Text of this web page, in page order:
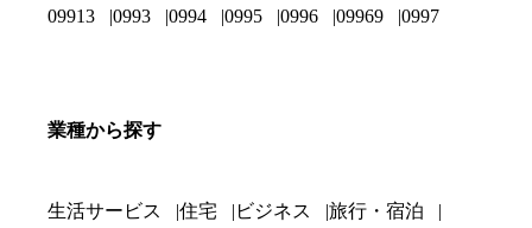
09913
0993 0994 0995 0996 09969 0997
業種から探す
生活サービス 住宅 ビジネス
旅行・宿泊